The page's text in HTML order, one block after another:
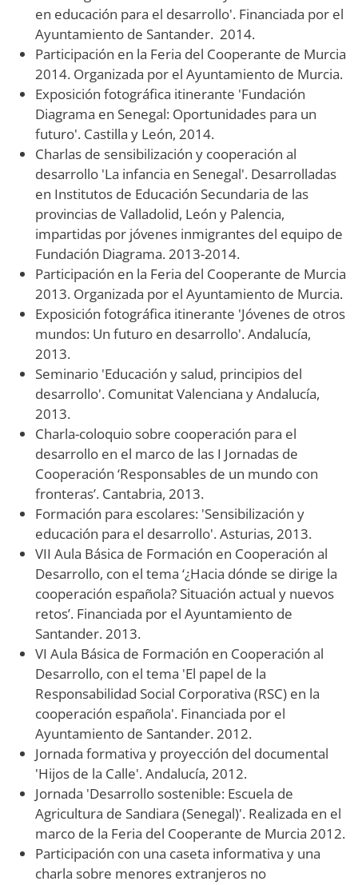
en educación para el desarrollo'. Financiada por el
Ayuntamiento de Santander. 2014.
Participación en la Feria del Cooperante de Murcia
2014. Organizada por el Ayuntamiento de Murcia.
Exposición fotográfica itinerante 'Fundación
Diagrama en Senegal: Oportunidades para un
futuro'. Castilla y León, 2014.
Charlas de sensibilización y cooperación al
desarrollo 'La infancia en Senegal'. Desarrolladas
en Institutos de Educación Secundaria de las
provincias de Valladolid, León y Palencia,
impartidas por jóvenes inmigrantes del equipo de
Fundación Diagrama. 2013-2014.
Participación en la Feria del Cooperante de Murcia
2013. Organizada por el Ayuntamiento de Murcia.
Exposición fotográfica itinerante 'Jóvenes de otros
mundos: Un futuro en desarrollo'. Andalucía,
2013.
Seminario 'Educación y salud, principios del
desarrollo'. Comunitat Valenciana y Andalucía,
2013.
Charla-coloquio sobre cooperación para el
desarrollo en el marco de las I Jornadas de
Cooperación ‘Responsables de un mundo con
fronteras’. Cantabria, 2013.
Formación para escolares: 'Sensibilización y
educación para el desarrollo'. Asturias, 2013.
VII Aula Básica de Formación en Cooperación al
Desarrollo, con el tema ‘¿Hacia dónde se dirige la
cooperación española? Situación actual y nuevos
retos’. Financiada por el Ayuntamiento de
Santander. 2013.
VI Aula Básica de Formación en Cooperación al
Desarrollo, con el tema 'El papel de la
Responsabilidad Social Corporativa (RSC) en la
cooperación española'. Financiada por el
Ayuntamiento de Santander. 2012.
Jornada formativa y proyección del documental
'Hijos de la Calle'. Andalucía, 2012.
Jornada 'Desarrollo sostenible: Escuela de
Agricultura de Sandiara (Senegal)'. Realizada en el
marco de la Feria del Cooperante de Murcia 2012.
Participación con una caseta informativa y una
charla sobre menores extranjeros no